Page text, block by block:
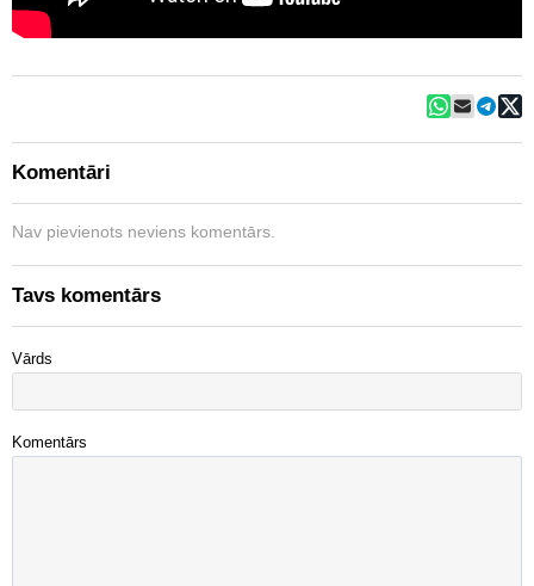
Komentāri
Nav pievienots neviens komentārs.
Tavs komentārs
Vārds
Komentārs